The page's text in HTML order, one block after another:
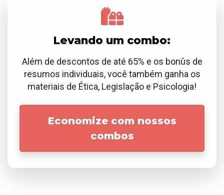
Levando um combo:
Além de descontos de até 65% e os bonûs de
resumos individuais, você também ganha os
materiais de Ética, Legislação e Psicologia!
Economize com nossos
combos